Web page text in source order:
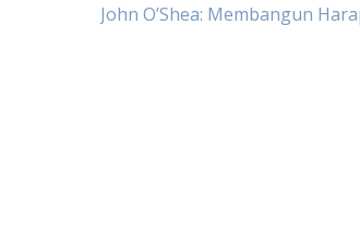
Post
John O’Shea: Membangun